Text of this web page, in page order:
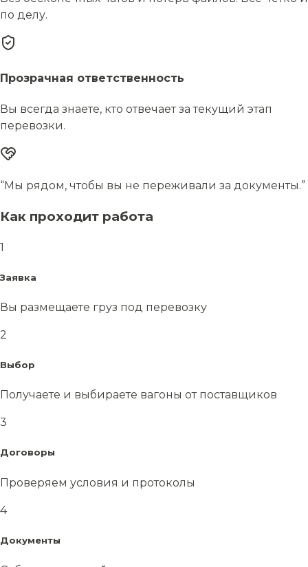
по делу.
Прозрачная ответственность
Вы всегда знаете, кто отвечает за текущий этап
перевозки.
“Мы рядом, чтобы вы не переживали за документы.”
Как проходит работа
1
Заявка
Вы размещаете груз под перевозку
2
Выбор
Получаете и выбираете вагоны от поставщиков
3
Договоры
Проверяем условия и протоколы
4
Документы